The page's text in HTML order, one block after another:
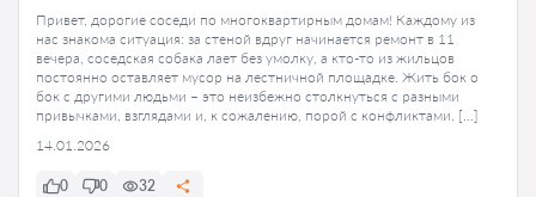
Привет, дорогие соседи по многоквартирным домам! Каждому из
нас знакома ситуация: за стеной вдруг начинается ремонт в 11
вечера, соседская собака лает без умолку, а кто-то из жильцов
постоянно оставляет мусор на лестничной площадке. Жить бок о
бок с другими людьми – это неизбежно столкнуться с разными
привычками, взглядами и, к сожалению, порой с конфликтами. […]
14.01.2026
0 0 32